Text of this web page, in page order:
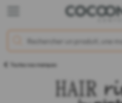
Toutes nos marques